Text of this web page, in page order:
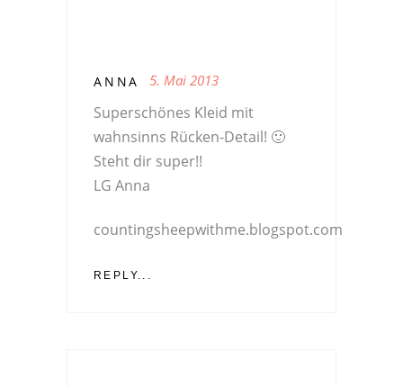
ANNA 5. Mai 2013
Superschönes Kleid mit
wahnsinns Rücken-Detail! 🙂
Steht dir super!!
LG Anna
countingsheepwithme.blogspot.com
REPLY...